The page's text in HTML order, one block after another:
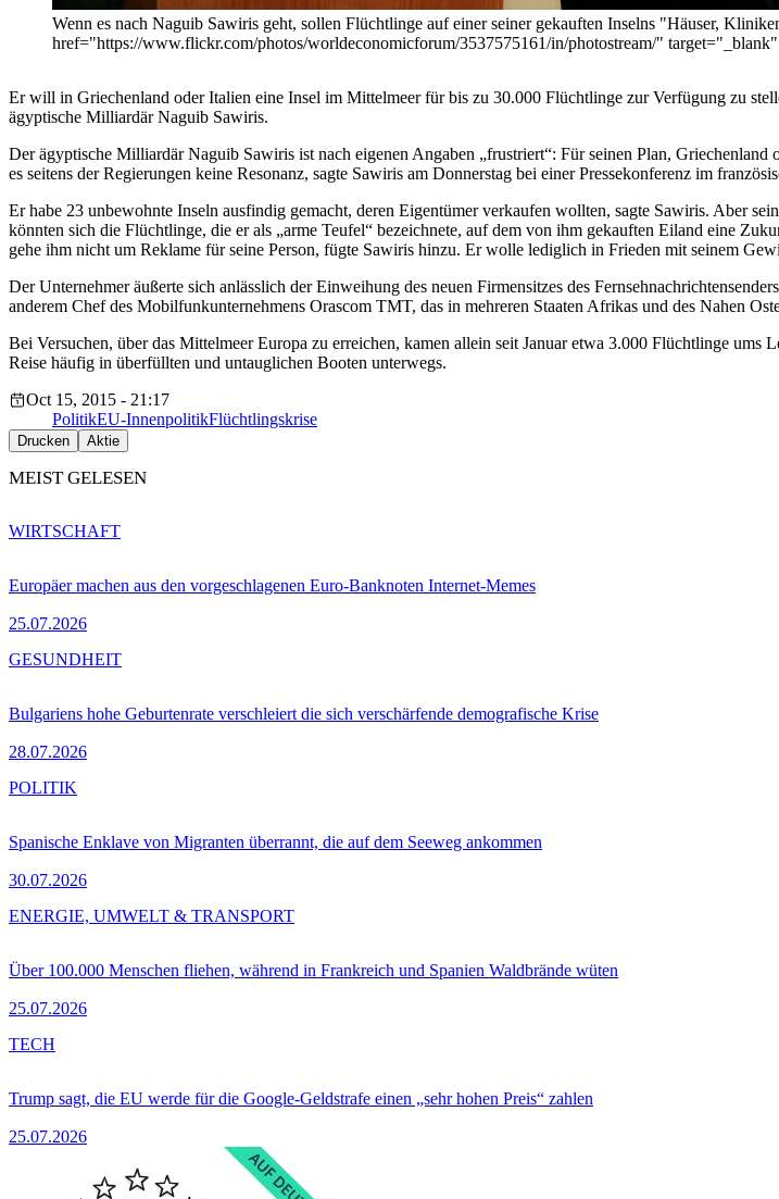
Wenn es nach Naguib Sawiris geht, sollen Flüchtlinge auf einer seiner gekauften Inselns "Häuser,
href="https://www.flickr.com/photos/worldeconomicforum/3537575161/in/photostream/"
Er will in Griechenland oder Italien eine Insel im Mittelmeer für bis zu 30.000 Flüchtlinge zur Verfügung zu
ägyptische Milliardär Naguib Sawiris.
Der ägyptische Milliardär Naguib Sawiris ist nach eigenen Angaben „frustriert“: Für seinen Plan,
es seitens der Regierungen keine Resonanz, sagte Sawiris am Donnerstag bei einer Pressekonferenz im
Er habe 23 unbewohnte Inseln ausfindig gemacht, deren Eigentümer verkaufen wollten, sagte Sawiris. Aber
könnten sich die Flüchtlinge, die er als „arme Teufel“ bezeichnete, auf dem von ihm gekauften Eiland eine
gehe ihm nicht um Reklame für seine Person, fügte Sawiris hinzu. Er wolle lediglich in Frieden mit seinem
Der Unternehmer äußerte sich anlässlich der Einweihung des neuen Firmensitzes des
anderem Chef des Mobilfunkunternehmens Orascom TMT, das in mehreren Staaten Afrikas und des Nahen
Bei Versuchen, über das Mittelmeer Europa zu erreichen, kamen allein seit Januar etwa 3.000 Flüchtlinge
Reise häufig in überfüllten und untauglichen Booten unterwegs.
Oct 15, 2015 - 21:17
PolitikEU-InnenpolitikFlüchtlingskrise
Drucken Aktie
MEIST GELESEN
Europäer machen aus den vorgeschlagenen Euro-Banknoten Internet-Memes
25.07.2026
WIRTSCHAFT
Bulgariens hohe Geburtenrate verschleiert die sich verschärfende demografische Krise
28.07.2026
GESUNDHEIT
Spanische Enklave von Migranten überrannt, die auf dem Seeweg ankommen
30.07.2026
POLITIK
Über 100.000 Menschen fliehen, während in Frankreich und Spanien Waldbrände wüten
25.07.2026
ENERGIE, UMWELT & TRANSPORT
Trump sagt, die EU werde für die Google-Geldstrafe einen „sehr hohen Preis“ zahlen
25.07.2026
TECH